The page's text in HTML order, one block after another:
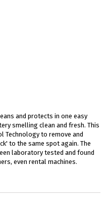
and protects in one easy
smelling clean and fresh. This
Technology to remove and
to the same spot again. The
laboratory tested and found
even rental machines.